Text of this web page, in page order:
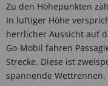
Zu den Höhepunkten
In luftiger Höhe
herrlicher Aussicht auf
Go-Mobil fahren
Strecke. Diese ist
spannende Wettrennen.